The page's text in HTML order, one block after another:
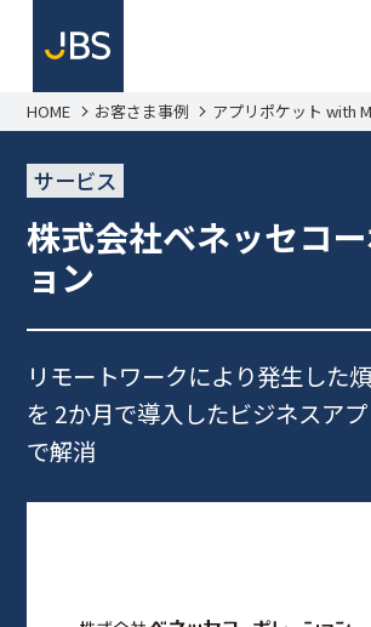
HOME お客さま事例 アプリポケット with
Platform 導入事例 株
サービス
株式会社ベネッセコ
ョン
リモートワークにより発生した
を 2か月で導入したビジネスア
で解消